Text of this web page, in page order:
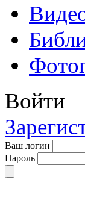
Войти
Ваш логин
Пароль